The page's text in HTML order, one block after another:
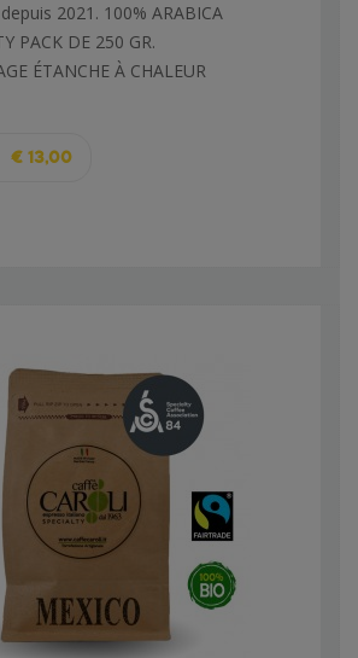
2021. 100% ARABICA
PACK DE 250 GR.
ÉTANCHE À CHALEUR
€ 13,00